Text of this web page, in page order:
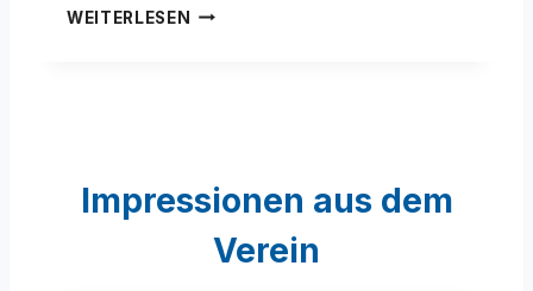
WEITERLESEN
J
H
Impressionen aus dem
Verein